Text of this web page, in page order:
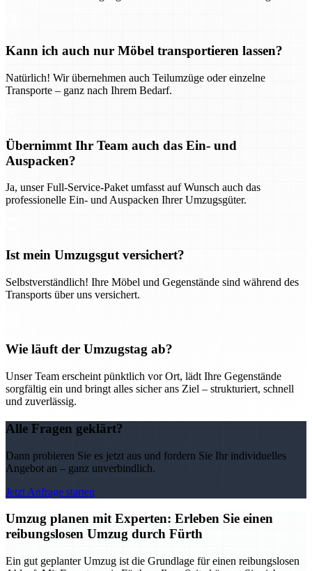
Kann ich auch nur Möbel transportieren lassen?
Natürlich! Wir übernehmen auch Teilumzüge oder einzelne
Transporte – ganz nach Ihrem Bedarf.
Übernimmt Ihr Team auch das Ein- und
Auspacken?
Ja, unser Full-Service-Paket umfasst auf Wunsch auch das
professionelle Ein- und Auspacken Ihrer Umzugsgüter.
Ist mein Umzugsgut versichert?
Selbstverständlich! Ihre Möbel und Gegenstände sind während des
Transports über uns versichert.
Wie läuft der Umzugstag ab?
Unser Team erscheint pünktlich vor Ort, lädt Ihre Gegenstände
sorgfältig ein und bringt alles sicher ans Ziel – strukturiert, schnell
und zuverlässig.
Alle Fragen geklärt?
Dann probieren Sie es jetzt aus und fordern Sie Ihr individuelles
Angebot an – ganz unverbindlich.
Jetzt Anfrage starten
Umzug planen mit Experten: Erleben Sie einen
reibungslosen Umzug durch Fürth
Ein gut geplanter Umzug ist die Grundlage für einen reibungslosen